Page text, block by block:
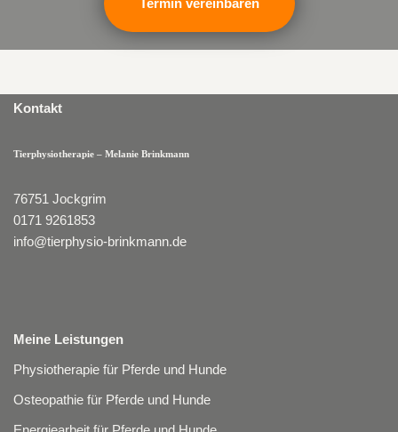
Termin vereinbaren
Kontakt
Tierphysiotherapie – Melanie Brinkmann
76751 Jockgrim
0171 9261853
info@tierphysio-brinkmann.de
Meine Leistungen
Physiotherapie für Pferde und Hunde
Osteopathie für Pferde und Hunde